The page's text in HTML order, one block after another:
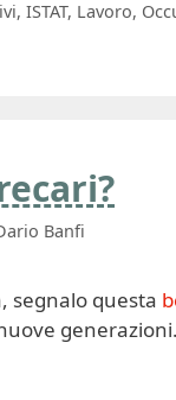
, ISTAT, Lavoro,
Banfi
segnalo questa